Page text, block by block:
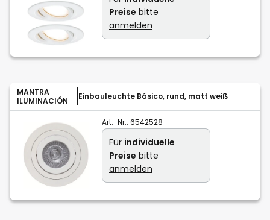
Preise bitte
anmelden
MANTRA
ILUMINACIÓN
Einbauleuchte Básico, rund, matt weiß
Art.-Nr.: 6542528
Für individuelle
Preise bitte
anmelden